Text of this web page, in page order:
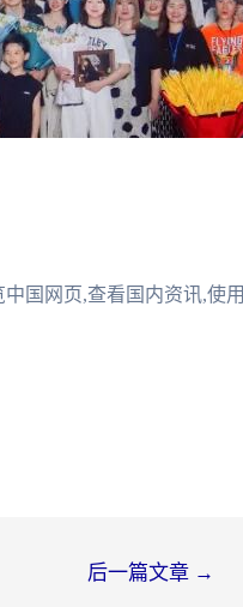
国网页,查看国内资讯,使用
后一篇文章 →